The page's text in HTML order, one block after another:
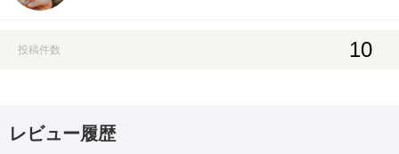
投稿件数 10
レビュー履歴